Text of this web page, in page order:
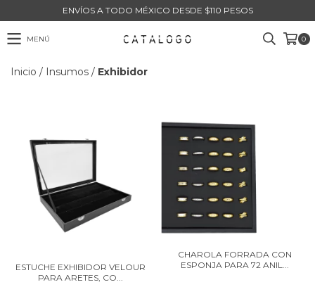
ENVÍOS A TODO MÉXICO DESDE $110 PESOS
MENÚ 0
Inicio / Insumos / Exhibidor
ESTUCHE EXHIBIDOR VELOUR
PARA ARETES, CO...
CHAROLA FORRADA CON
ESPONJA PARA 72 ANIL...